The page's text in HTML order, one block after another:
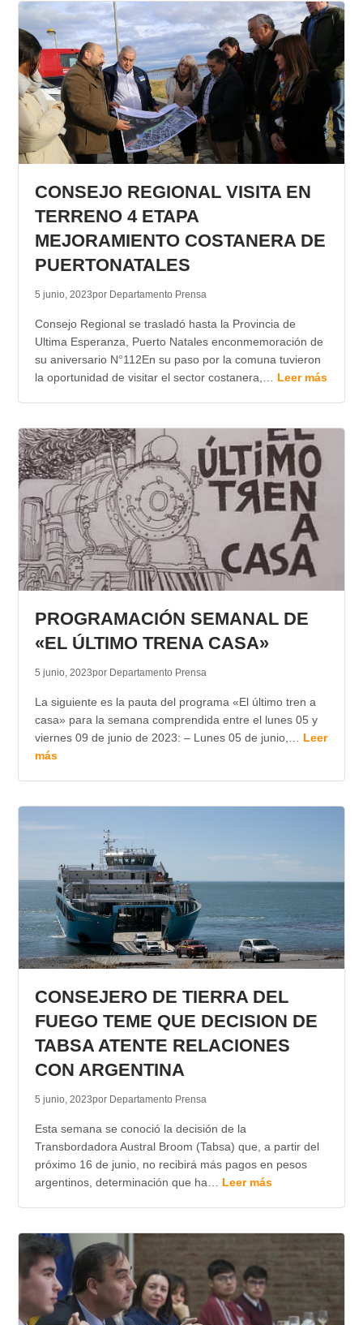
CONSEJO REGIONAL VISITA EN
TERRENO 4 ETAPA
MEJORAMIENTO COSTANERA DE
PUERTONATALES
5 junio, 2023por Departamento Prensa
Consejo Regional se trasladó hasta la Provincia de
Ultima Esperanza, Puerto Natales enconmemoración de
su aniversario N°112En su paso por la comuna tuvieron
la oportunidad de visitar el sector costanera,… Leer más
PROGRAMACIÓN SEMANAL DE
«EL ÚLTIMO TRENA CASA»
5 junio, 2023por Departamento Prensa
La siguiente es la pauta del programa «El último tren a
casa» para la semana comprendida entre el lunes 05 y
viernes 09 de junio de 2023: – Lunes 05 de junio,… Leer
más
CONSEJERO DE TIERRA DEL
FUEGO TEME QUE DECISION DE
TABSA ATENTE RELACIONES
CON ARGENTINA
5 junio, 2023por Departamento Prensa
Esta semana se conoció la decisión de la
Transbordadora Austral Broom (Tabsa) que, a partir del
próximo 16 de junio, no recibirá más pagos en pesos
argentinos, determinación que ha… Leer más